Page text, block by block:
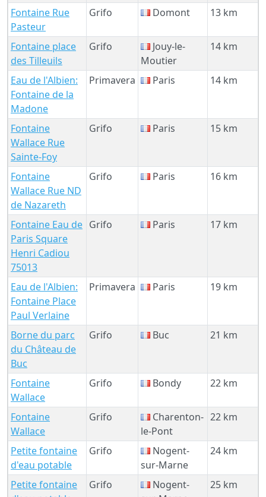
Fontaine Rue
Pasteur
Grifo Domont 13 km
Fontaine place
des Tilleuils
Grifo
Jouy-le-
Moutier
14 km
Eau de l'Albien:
Fontaine de la
Madone
Primavera Paris 14 km
Fontaine
Wallace Rue
Sainte-Foy
Grifo Paris 15 km
Fontaine
Wallace Rue ND
de Nazareth
Grifo Paris 16 km
Fontaine Eau de
Paris Square
Henri Cadiou
75013
Grifo Paris 17 km
Eau de l'Albien:
Fontaine Place
Paul Verlaine
Primavera Paris 19 km
Borne du parc
du Château de
Buc
Grifo Buc 21 km
Fontaine
Wallace
Grifo Bondy 22 km
Fontaine
Wallace
Grifo
Charenton-
le-Pont
22 km
Petite fontaine
d'eau potable
Grifo
Nogent-
sur-Marne
24 km
Petite fontaine
Grifo
Nogent-
25 km